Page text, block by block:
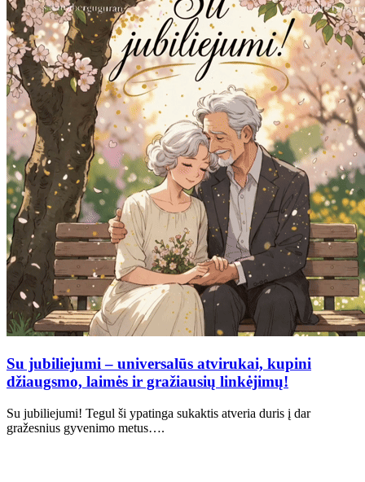
Su jubiliejumi – universalūs atvirukai, kupini
džiaugsmo, laimės ir gražiausių linkėjimų!
Su jubiliejumi! Tegul ši ypatinga sukaktis atveria duris į dar
gražesnius gyvenimo metus….